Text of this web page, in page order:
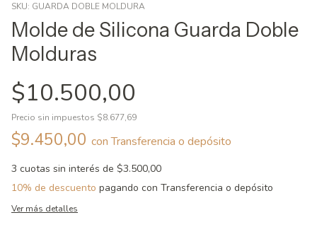
SKU: GUARDA DOBLE MOLDURA
Molde de Silicona Guarda Doble
Molduras
$10.500,00
Precio sin impuestos $8.677,69
$9.450,00 con Transferencia o depósito
3 cuotas sin interés de $3.500,00
10% de descuento pagando con Transferencia o depósito
Ver más detalles